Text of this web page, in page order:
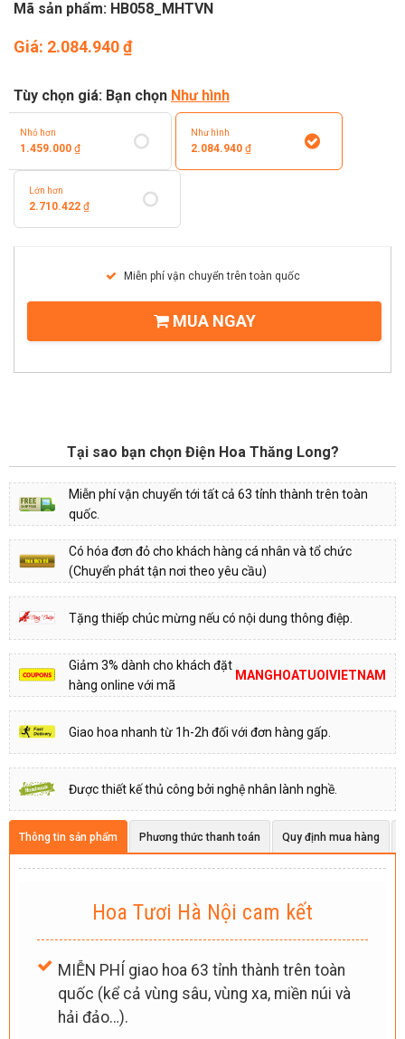
Mã sản phẩm: HB058_MHTVN
Giá: 2.084.940₫
Tùy chọn giá: Bạn chọn Như hình
Nhỏ hơn
1.459.000 ₫
Như hình
2.084.940₫
Lớn hơn
2.710.422 ₫
Miễn phí vận chuyển trên toàn quốc
MUA NGAY
Tại sao bạn chọn Điện Hoa Thăng Long?
Miễn phí vận chuyển tới tất cả 63 tỉnh thành trên toàn
quốc.
Có hóa đơn đỏ cho khách hàng cá nhân và tổ chức
(Chuyển phát tận nơi theo yêu cầu)
Tặng thiếp chúc mừng nếu có nội dung thông điệp.
Giảm 3% dành cho khách đặt
hàng online với mã
MANGHOATUOIVIETNAM
Giao hoa nhanh từ 1h-2h đối với đơn hàng gấp.
Được thiết kế thủ công bởi nghệ nhân lành nghề.
Thông tin sản phẩm Phương thức thanh toán Quy định mua hàng
Hoa Tươi Hà Nội cam kết
MIỄN PHÍ giao hoa 63 tỉnh thành trên toàn
quốc (kể cả vùng sâu, vùng xa, miền núi và
hải đảo…).